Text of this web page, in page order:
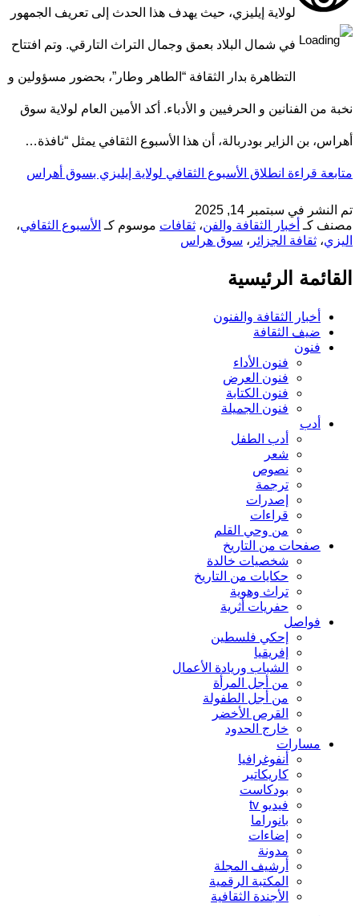
لولاية إيليزي، حيث يهدف هذا الحدث إلى تعريف الجمهور
في شمال البلاد بعمق وجمال التراث التارقي. وتم افتتاح
التظاهرة بدار الثقافة “الطاهر وطار”، بحضور مسؤولين و
نخبة من الفنانين و الحرفيين و الأدباء. أكد الأمين العام لولاية سوق
أهراس، بن الزاير بودربالة، أن هذا الأسبوع الثقافي يمثل “نافذة…
متابعة قراءة انطلاق الأسبوع الثقافي لولاية إيليزي بسوق أهراس
تم النشر في سبتمبر 14, 2025
مصنف كـ أخبار الثقافة والفن، ثقافات موسوم كـ الأسبوع الثقافي،
اليزي، ثقافة الجزائر ، سوق هراس
القائمة الرئيسية
أخبار الثقافة والفنون
ضيف الثقافة
فنون
فنون الأداء
فنون العرض
فنون الكتابة
فنون الجميلة
أدب
أدب الطفل
شعر
نصوص
ترجمة
إصدرات
قراءات
من وحي القلم
صفحات من التاريخ
شخصيات خالدة
حكايات من التاريخ
تراث وهوية
حفريات أثرية
فواصل
إحكي فلسطين
إفريقيا
الشباب وريادة الأعمال
من أجل المرأة
من أجل الطفولة
القرص الأخضر
خارج الحدود
مسارات
أنفوغرافيا
كاريكاتير
بودكاست
فيديو tv
بانوراما
إضاءات
مدونة
أرشيف المجلة
المكتبة الرقمية
الأجندة الثقافية